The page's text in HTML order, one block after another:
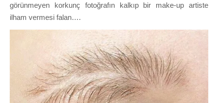
görünmeyen korkunç fotoğrafın kalkıp bir make-up artiste
ilham vermesi falan….